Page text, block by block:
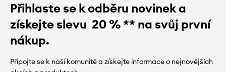
Přihlaste se k odběru novinek a
získejte slevu 20 %** na svůj první
nákup.
Připojte se k naší komunitě a získejte informace o nejnovějších